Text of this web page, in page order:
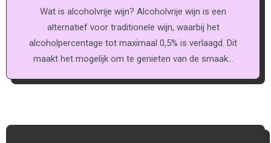
Wat is alcoholvrije wijn? Alcoholvrije wijn is een
alternatief voor traditionele wijn, waarbij het
alcoholpercentage tot maximaal 0,5% is verlaagd. Dit
maakt het mogelijk om te genieten van de smaak…